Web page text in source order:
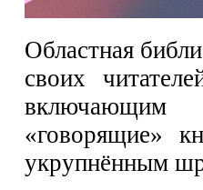
Областная
своих
включающим
«говорящие»
укрупнённым